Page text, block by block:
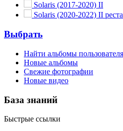
Solaris (2017-2020) II
Solaris (2020-2022) II
Выбрать
Найти альбомы пользователя
Новые альбомы
Свежие фотографии
Новые видео
База знаний
Быстрые ссылки